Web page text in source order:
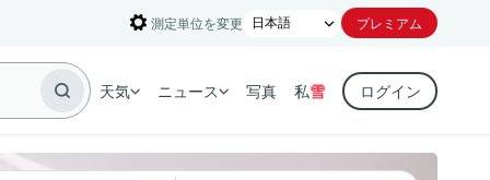
測定単位を変更 プレミアム
天気 ニュース 写真 私雪 ログイン